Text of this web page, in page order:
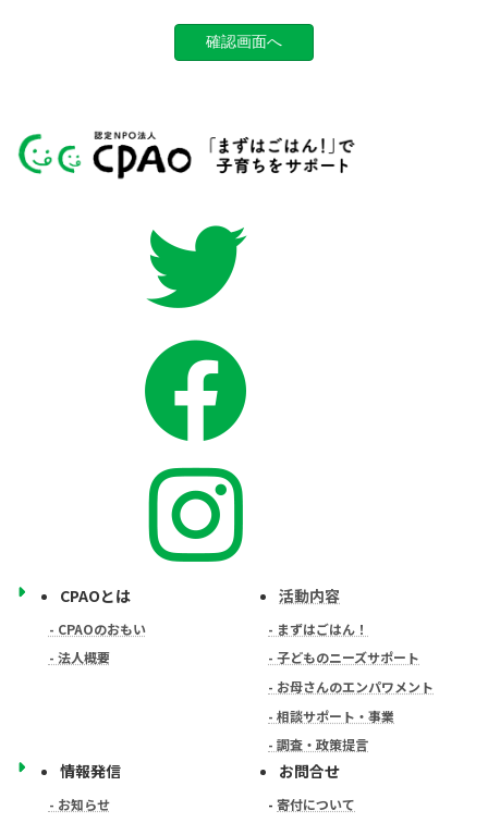
CPAOとは
- CPAOのおもい
- 法人概要
活動内容
- まずはごはん！
- 子どものニーズサポート
- お母さんのエンパワメント
- 相談サポート・事業
- 調査・政策提言
情報発信
- お知らせ
お問合せ
-寄付について